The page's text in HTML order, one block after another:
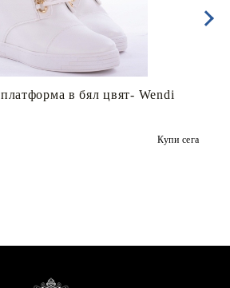
в бял цвят- Wendi
Купи сега